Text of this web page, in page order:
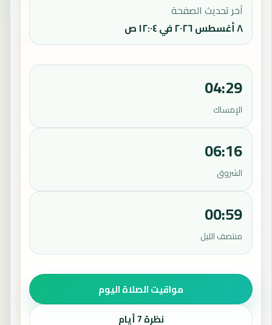
آخر تحديث الصفحة
٨ أغسطس ٢٠٢٦ في ١٢:٠٤ ص
04:29
الإمساك
06:16
الشروق
00:59
منتصف الليل
مواقيت الصلاة اليوم
نظرة 7 أيام